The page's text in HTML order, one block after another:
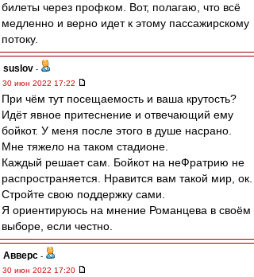
билеты через профком. Вот, полагаю, что всё
медленно и верно идет к этому пассажирскому
потоку.
suslov -
30 июн 2022 17:22
При чём тут посещаемость и ваша крутость?
Идёт явное притеснение и отвечающий ему
бойкот. У меня после этого в душе насрано.
Мне тяжело на таком стадионе.
Каждый решает сам. Бойкот на неФратрию не
распространяется. Нравится вам такой мир, ок.
Стройте свою поддержку сами.
Я ориентируюсь на мнение Романцева в своём
выборе, если честно.
Авверс -
30 июн 2022 17:20